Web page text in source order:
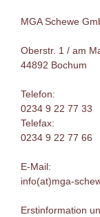
MGA Schewe
Oberstr. 1 / am
44892 Bochum
Telefon:
0234 9 22 77 33
Telefax:
0234 9 22 77 66
E-Mail:
info(at)mga-
Erstinformation